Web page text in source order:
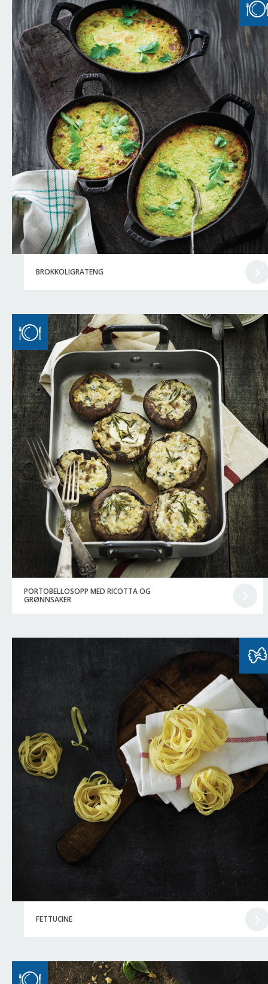
BROKKOLIGRATENG
PORTOBELLOSOPP MED RICOTTA OG
GRØNNSAKER
FETTUCINE